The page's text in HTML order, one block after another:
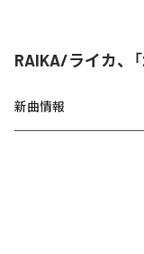
RAIKA/ライカ、
新曲情報